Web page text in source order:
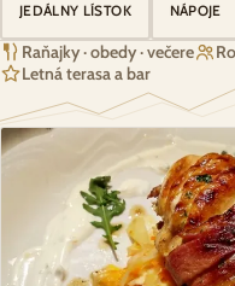
JEDÁLNY LÍSTOK NÁPOJE
Raňajky · obedy · večere
Letná terasa a bar